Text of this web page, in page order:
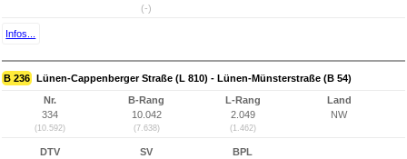
(-)
Infos...
B 236 Lünen-Cappenberger Straße (L 810) - Lünen-Münsterstraße (B 54)
Nr.
334
(10.592)
B-Rang
10.042
(7.638)
L-Rang
2.049
(1.462)
Land
NW
DTV
SV
BPL